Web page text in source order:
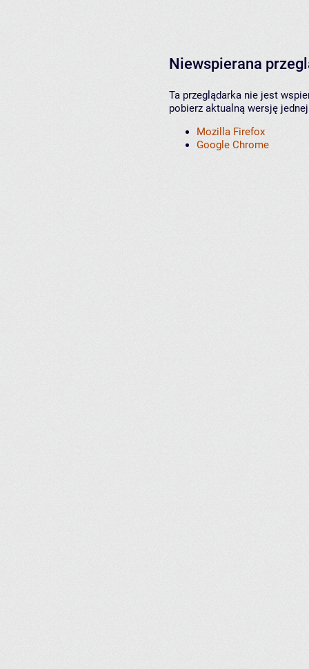
Niewspierana
Ta przeglądarka nie jest
pobierz aktualną wersję
Mozilla Firefox
Google Chrome